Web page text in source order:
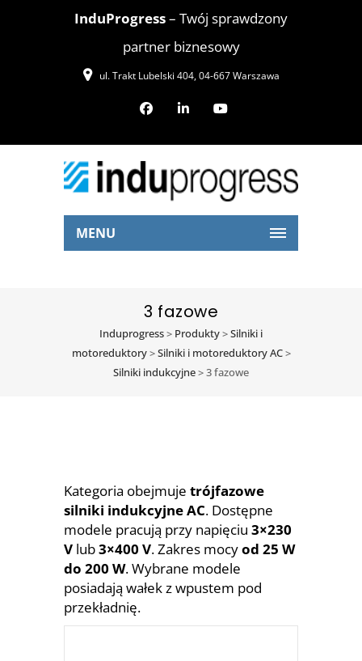
InduProgress– Twój sprawdzony
partner biznesowy
ul. Trakt Lubelski 404, 04-667 Warszawa
MENU
3 fazowe
Induprogress> Produkty>Silniki i
motoreduktory>Silniki i motoreduktory AC>
Silniki indukcyjne>3 fazowe
Kategoria obejmuje trójfazowe
silniki indukcyjne AC. Dostępne
modele pracują przy napięciu 3×230
V lub3×400 V. Zakres mocyod 25 W
do 200 W. Wybrane modele
posiadają wałek z wpustem pod
przekładnię.